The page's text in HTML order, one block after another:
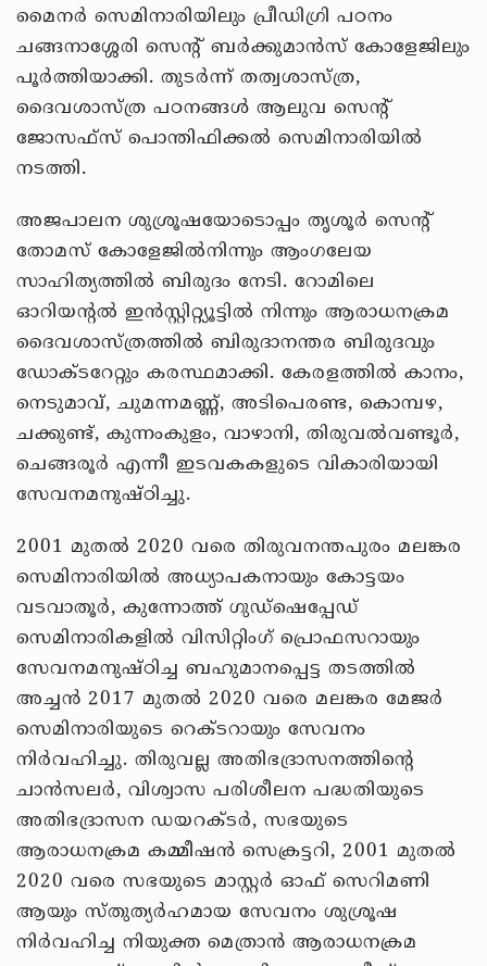
മൈനര്‍ സെമിനാരിയിലും പ്രീഡിഗ്രി പഠനം
ചങ്ങനാശ്ശേരി സെന്റ് ബര്‍ക്കുമാന്‍സ് കോളേജിലും
പൂര്‍ത്തിയാക്കി. തുടര്‍ന്ന് തത്വശാസ്ത്ര,
ദൈവശാസ്ത്ര പഠനങ്ങള്‍ ആലുവ സെന്റ്
ജോസഫ്‌സ് പൊന്തിഫിക്കല്‍ സെമിനാരിയില്‍
നടത്തി.
അജപാലന ശുശ്രൂഷയോടൊപ്പം തൃശൂര്‍ സെന്റ്
തോമസ് കോളേജില്‍നിന്നും ആംഗലേയ
സാഹിത്യത്തില്‍ ബിരുദം നേടി. റോമിലെ
ഓറിയന്റല്‍ ഇന്‍സ്റ്റിറ്റ്യൂട്ടില്‍ നിന്നും ആരാധനക്രമ
ദൈവശാസ്ത്രത്തില്‍ ബിരുദാനന്തര ബിരുദവും
ഡോക്ടറേറ്റും കരസ്ഥമാക്കി. കേരളത്തില്‍ കാനം,
നെടുമാവ്, ചുമന്നമണ്ണ്, അടിപെരണ്ട, കൊമ്പഴ,
ചക്കുണ്ട്, കുന്നംകുളം, വാഴാനി, തിരുവല്‍വണ്ടൂര്‍,
ചെങ്ങരൂര്‍ എന്നീ ഇടവകകളുടെ വികാരിയായി
സേവനമനുഷ്ഠിച്ചു.
2001 മുതല്‍ 2020 വരെ തിരുവനന്തപുരം മലങ്കര
സെമിനാരിയില്‍ അധ്യാപകനായും കോട്ടയം
വടവാതൂര്‍, കുന്നോത്ത് ഗുഡ്‌ഷെപ്പേഡ്
സെമിനാരികളില്‍ വിസിറ്റിംഗ് പ്രൊഫസറായും
സേവനമനുഷ്ഠിച്ച ബഹുമാനപ്പെട്ട തടത്തില്‍
അച്ചന്‍ 2017 മുതല്‍ 2020 വരെ മലങ്കര മേജര്‍
സെമിനാരിയുടെ റെക്ടറായും സേവനം
നിര്‍വഹിച്ചു. തിരുവല്ല അതിഭദ്രാസനത്തിന്റെ
ചാന്‍സലര്‍, വിശ്വാസ പരിശീലന പദ്ധതിയുടെ
അതിഭദ്രാസന ഡയറക്ടര്‍, സഭയുടെ
ആരാധനക്രമ കമ്മീഷന്‍ സെക്രട്ടറി, 2001 മുതല്‍
2020 വരെ സഭയുടെ മാസ്റ്റര്‍ ഓഫ് സെറിമണി
ആയും സ്തുത്യര്‍ഹമായ സേവനം ശുശ്രൂഷ
നിര്‍വഹിച്ച നിയുക്ത മെത്രാന്‍ ആരാധനക്രമ